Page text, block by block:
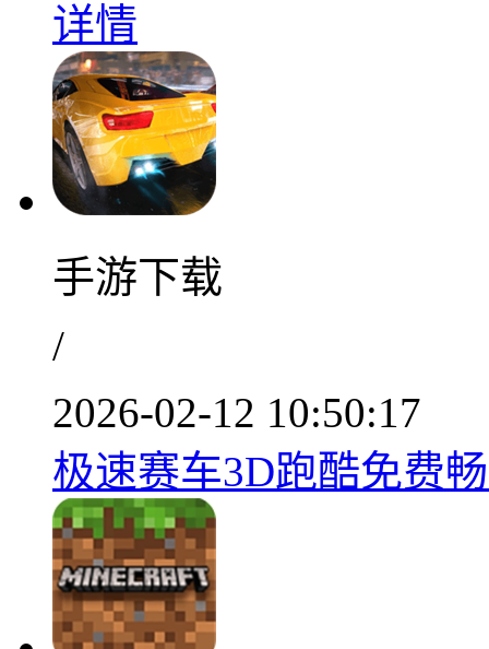
详情
手游下载
/
2026-02-12 10:50:17
极速赛车3D跑酷免费